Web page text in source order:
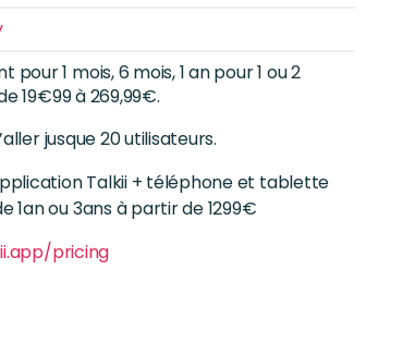
pour 1 mois, 6 mois, 1 an pour 1 ou 2
19€99 à 269,99€.
jusque 20 utilisateurs.
Talkii + téléphone et tablette
1an ou 3ans à partir de 1299€
pricing